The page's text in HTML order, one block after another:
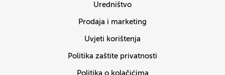
Uredništvo
Prodaja i marketing
Uvjeti korištenja
Politika zaštite privatnosti
Politika o kolačićima